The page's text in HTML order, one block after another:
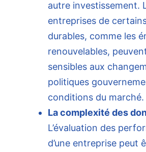
autre investissement.
entreprises de
durables, comme les
renouvelables,
sensibles aux
politiques
conditions du marché.
La complexité des
L’évaluation des
d’une entreprise peut